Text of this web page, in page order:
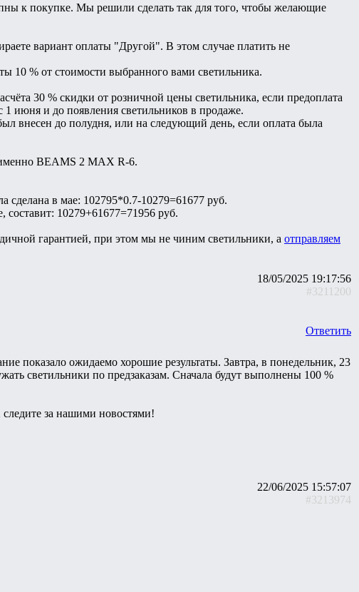
к покупке. Мы решили сделать так для того, чтобы желающие
вариант оплаты "Другой". В этом случае платить не
10 % от стоимости выбранного вами светильника.
30 % скидки от розничной цены светильника, если предоплата
1 июня и до появления светильников в продаже.
внесен до полудня, или на следующий день, если оплата была
BEAMS 2 MAX R-6.
сделана в мае: 102795*0.7-10279=61677 руб.
составит: 10279+61677=71956 руб.
гарантией, при этом мы не чиним светильники, а отправляем
18/05/2025 19:17:56
#3211200
Ответить
показало ожидаемо хорошие результаты. Завтра, в понедельник, 23
светильники по предзаказам. Сначала будут выполнены 100 %
следите за нашими новостями!
22/06/2025 15:57:07
#3213974